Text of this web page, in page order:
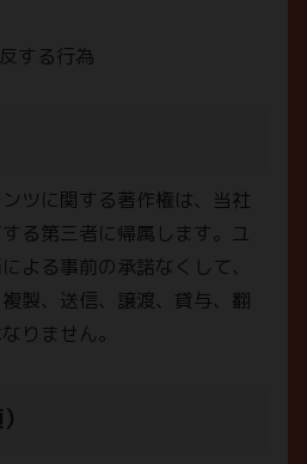
する行為
ツに関する著作権は、当社
る第三者に帰属します。ユ
よる事前の承諾なくして、
製、送信、譲渡、貸与、翻
りません。